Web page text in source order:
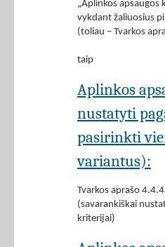
„Aplinkos
vykdant žaliuosius
(toliau – Tvarkos
taip
Aplinkos
nustatyti
pasirinkti
variantus):
Tvarkos aprašo
(savarankiškai
kriterijai)